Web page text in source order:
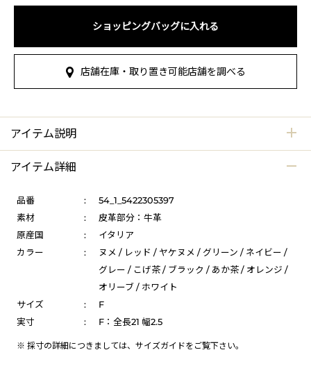
ショッピングバッグに入れる
店舗在庫・取り置き可能店舗を調べる
アイテム説明
アイテム詳細
品番 :
54_1_5422305397
素材
:
皮革部分：牛革
原産国
:
イタリア
カラー
:
ヌメ / レッド / ヤケヌメ / グリーン / ネイビー /
グレー / こげ茶 / ブラック / あか茶 / オレンジ /
オリーブ / ホワイト
サイズ
:
F
実寸
: F：全長21 幅2.5
※ 採寸の詳細につきましては、 サイズガイドをご覧下さい。